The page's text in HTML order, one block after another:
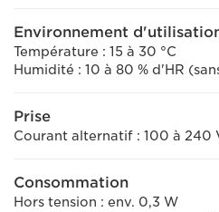
Environnement
Température : 15 à 30 °C
Humidité : 10 à 80 % d'HR
Prise
Courant alternatif : 100 à 240
Consommation
Hors tension : env. 0,3 W